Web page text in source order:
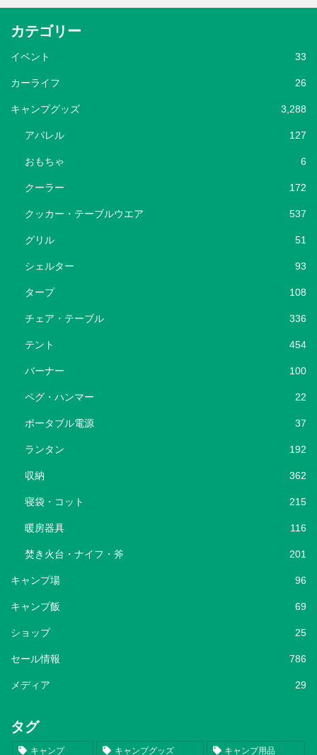
カテゴリー
イベント 33
カーライフ 26
キャンプグッズ 3,288
アパレル 127
おもちゃ 6
クーラー 172
クッカー・テーブルウエア 537
グリル 51
シェルター 93
タープ 108
チェア・テーブル 336
テント 454
バーナー 100
ペグ・ハンマー 22
ポータブル電源 37
ランタン 192
収納 362
寝袋・コット 215
暖房器具 116
焚き火台・ナイフ・斧 201
キャンプ場 96
キャンプ飯 69
ショップ 25
セール情報 786
メディア 29
タグ
キャンプ キャンプグッズ キャンプ用品